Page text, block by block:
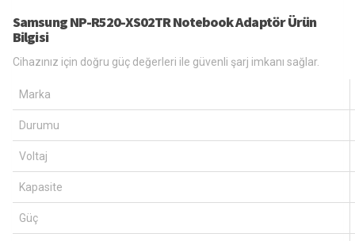
Samsung NP-R520-XS02TR Notebook Adaptör Ürün
Bilgisi
Cihazınız için doğru güç değerleri ile güvenli şarj imkanı sağlar.
Marka
Durumu
Voltaj
Kapasite
Güç